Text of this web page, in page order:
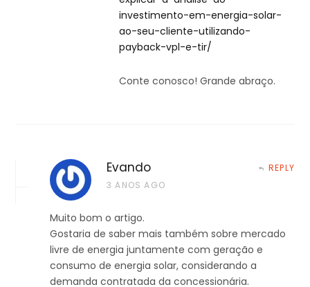
investimento-em-energia-solar-
ao-seu-cliente-utilizando-
payback-vpl-e-tir/
Conte conosco! Grande abraço.
Evando
3 ANOS AGO
REPLY
Muito bom o artigo.
Gostaria de saber mais também sobre mercado
livre de energia juntamente com geração e
consumo de energia solar, considerando a
demanda contratada da concessionária.